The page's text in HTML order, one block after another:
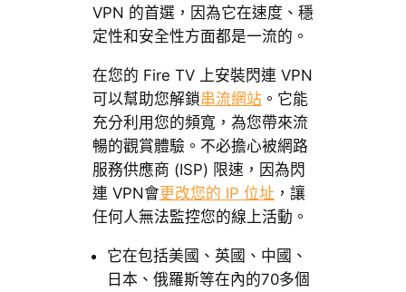
VPN 的首選，因為它在速度、穩
定性和安全性方面都是一流的。
在您的 Fire TV 上安裝閃連 VPN
可以幫助您解鎖串流網站 。它能
充分利用您的頻寬，為您帶來流
暢的觀賞體驗。不必擔心被網路
服務供應商 (ISP) 限速，因為閃
連 VPN會更改您的 IP 位址 ，讓
任何人無法監控您的線上活動。
它在包括美國、英國、中國、
日本、俄羅斯等在內的70多個